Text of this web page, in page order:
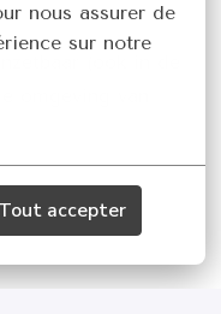
nous assurer de
sur notre
Tout accepter